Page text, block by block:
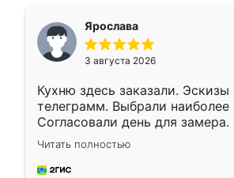
Ярослава
3 августа 2026
Кухню здесь заказали. Эскизы
телеграмм. Выбрали
Согласовали день для замера.
недели кухня была уже готова.
довольны работой. Спасибо
мебель за качественную работу!
Читать полностью